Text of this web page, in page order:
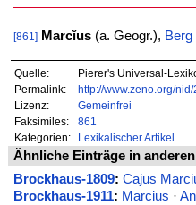
[861] Marcĭus(a. Geogr.), Berg
Quelle:
Pierer's Universal-
Permalink:
http://www.zeno.org/
Lizenz:
Gemeinfrei
Faksimiles:
861
Kategorien:
Lexikalischer Artikel
Ähnliche Einträge in
Brockhaus-1809: Cajus
Brockhaus-1911: Marcius ·